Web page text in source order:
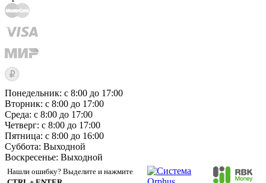
Понедельник: с 8:00 до 17:00
Вторник: с 8:00 до 17:00
Среда: с 8:00 до 17:00
Четверг: с 8:00 до 17:00
Пятница: с 8:00 до 16:00
Суббота: Выходной
Воскресенье: Выходной
Нашли ошибку? Выделите и нажмите